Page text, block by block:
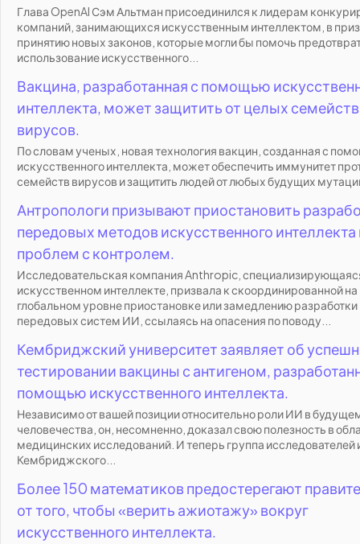
Глава OpenAI Сэм Альтман присоединился к лидерам
компаний, занимающихся искусственным интеллектом, в
принятию новых законов, которые могли бы помочь
использование искусственного...
Вакцина, разработанная с помощью
интеллекта, может защитить от целых семейств
вирусов.
По словам ученых, новая технология вакцин, созданная с
искусственного интеллекта, может обеспечить иммунитет
семейств вирусов и защитить людей от любых будущих
Антропологи призывают приостановить
передовых методов искусственного интеллекта
проблем с контролем.
Исследовательская компания Anthropic,
искусственном интеллекте, призвала к скоординированной на
глобальном уровне приостановке или замедлению разработки
передовых систем ИИ, ссылаясь на опасения по поводу...
Кембриджский университет заявляет об
тестировании вакцины с антигеном,
помощью искусственного интеллекта.
Независимо от вашей позиции относительно роли ИИ в
человечества, он, несомненно, доказал свою полезность в
медицинских исследований. И теперь группа исследователей
Кембриджского...
Более 150 математиков предостерегают
от того, чтобы «верить ажиотажу» вокруг
искусственного интеллекта.